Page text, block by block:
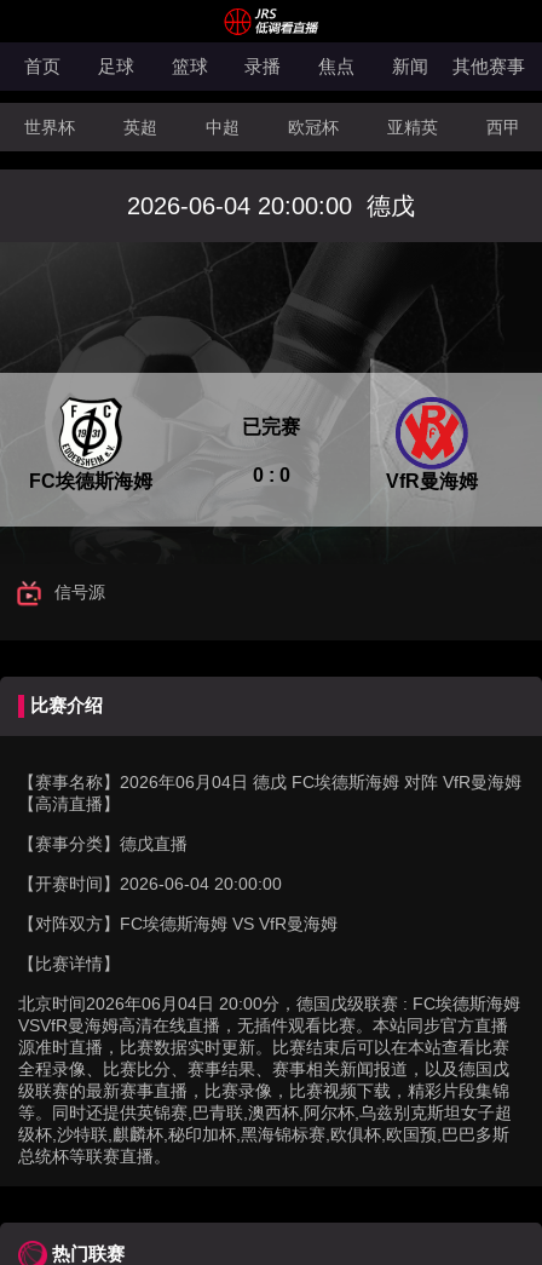
首页 足球 篮球 录播 焦点 新闻 其他赛事
世界杯 英超 中超 欧冠杯 亚精英 西甲
韩K联 法甲 科索沃超 意甲 世亚预 中甲
法罗超 日职联 NBA CBA
2026-06-04 20:00:00 德戊
FC埃德斯海姆 0 : 0
已完赛
VfR曼海姆
信号源
比赛介绍
【赛事名称】 2026年06月04日 德戊 FC埃德斯海姆 对阵 VfR曼海姆
【高清直播】
【赛事分类】 德戊直播
【开赛时间】 2026-06-04 20:00:00
【对阵双方】 FC埃德斯海姆 VS VfR曼海姆
【比赛详情】
北京时间2026年06月04日 20:00分，德国戊级联赛 : FC埃德斯海姆
VSVfR曼海姆高清在线直播，无插件观看比赛。本站同步官方直播
源准时直播，比赛数据实时更新。比赛结束后可以在本站查看比赛
全程录像、比赛比分、赛事结果、赛事相关新闻报道，以及德国戊
级联赛的最新赛事直播，比赛录像，比赛视频下载，精彩片段集锦
等。同时还提供英锦赛,巴青联,澳西杯,阿尔杯,乌兹别克斯坦女子超
级杯,沙特联,麒麟杯,秘印加杯,黑海锦标赛,欧俱杯,欧国预,巴巴多斯
总统杯等联赛直播。
热门联赛